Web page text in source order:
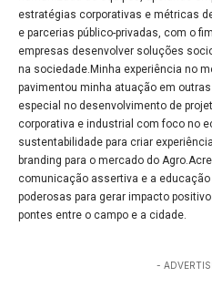
estratégias corporativas e métricas
e parcerias público-privadas, com o
empresas desenvolver soluções
na sociedade.Minha experiência no
pavimentou minha atuação em
especial no desenvolvimento de
corporativa e industrial com foco no
sustentabilidade para criar
branding para o mercado do
comunicação assertiva e a
poderosas para gerar impacto
pontes entre o campo e a cidade.
-